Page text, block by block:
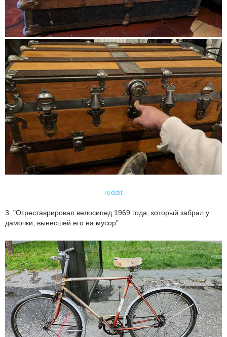
reddit
3. "Отреставрировал велосипед 1969 года, который забрал у
дамочки, вынесшей его на мусор"